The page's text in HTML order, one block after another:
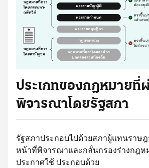
ประเภทของกฎหมายที่
พิจารณาโดยรัฐสภา
รัฐสภาประกอบไปด้วยสภาผู้แทนราษ
หน้าที่พิจารณาและกลั่นกรองร่างกฎห
ประกาศใช้ ประกอบด้วย